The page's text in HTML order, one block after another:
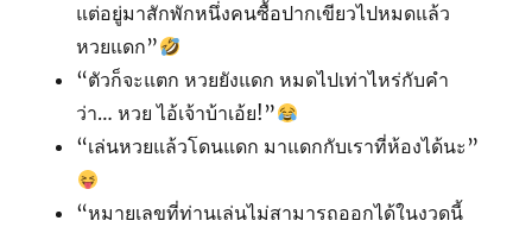
แต่อยู่มาสักพักหนึ่งคนซื้อปากเขียวไปหมดแล้ว
หวยแดก”
“ตัวก็จะแตก หวยยังแดก หมดไปเท่าไหร่กับคำ
ว่า… หวย ไอ้เจ้าบ้าเอ้ย!”
“เล่นหวยแล้วโดนแดก มาแดกกับเราที่ห้องได้นะ”
“หมายเลขที่ท่านเล่นไม่สามารถออกได้ในงวดนี้